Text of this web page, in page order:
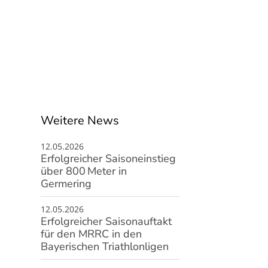
Weitere News
12.05.2026
Erfolgreicher Saisoneinstieg
über 800 Meter in
Germering
12.05.2026
Erfolgreicher Saisonauftakt
für den MRRC in den
Bayerischen Triathlonligen